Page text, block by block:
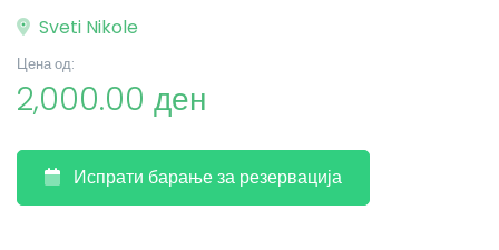
Sveti Nikole
Цена од:
2,000.00 ден
Испрати барање за резервација